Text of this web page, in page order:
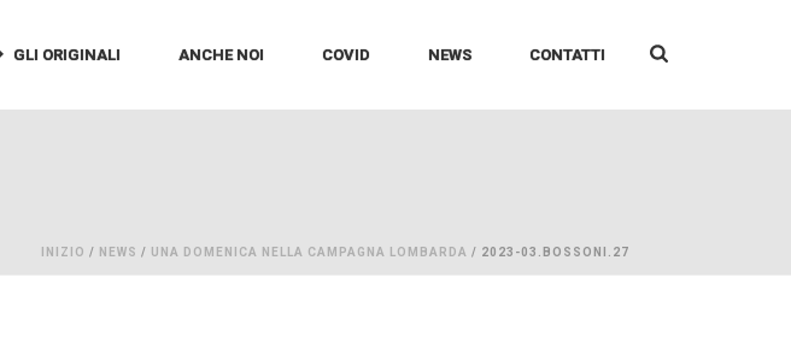
GLI ORIGINALI ANCHE NOI COVID NEWS CONTATTI
INIZIO / NEWS / UNA DOMENICA NELLA CAMPAGNA LOMBARDA / 2023-03.BOSSONI.27